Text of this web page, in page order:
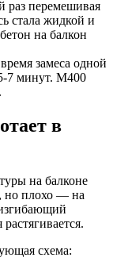
раз перемешивая
стала жидкой и
на балкон
замеса одной
7 минут. М400
в
на балконе
но плохо — на
схема: